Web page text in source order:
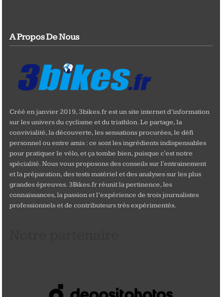
A Propos De Nous
Créé en janvier 2019, 3bikes.fr est un site internet d’information
sur les univers du cyclisme et du triathlon. Le partage, la
convivialité, la découverte, les sensations procurées, le défi
personnel ou entre amis : ce sont les ingrédients indispensables
pour pratiquer le vélo, et ça tombe bien, puisque c'est notre
spécialité. Nous vous proposons des conseils sur l'entrainement
et la préparation, des tests matériel et des analyses sur les plus
grandes épreuves. 3Bikes.fr réunit la pertinence, les
connaissances, la passion et l’expérience de trois journalistes
professionnels et de contributeurs très expérimentés.